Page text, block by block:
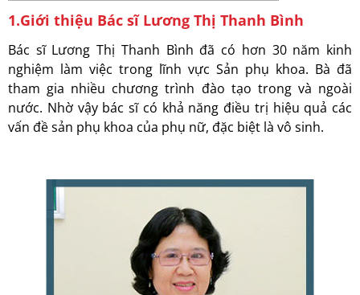
1.Giới thiệu Bác sĩ Lương Thị Thanh Bình
Bác sĩ Lương Thị Thanh Bình đã có hơn 30 năm kinh
nghiệm làm việc trong lĩnh vực Sản phụ khoa. Bà đã
tham gia nhiều chương trình đào tạo trong và ngoài
nước. Nhờ vậy bác sĩ có khả năng điều trị hiệu quả các
vấn đề sản phụ khoa của phụ nữ, đặc biệt là vô sinh.